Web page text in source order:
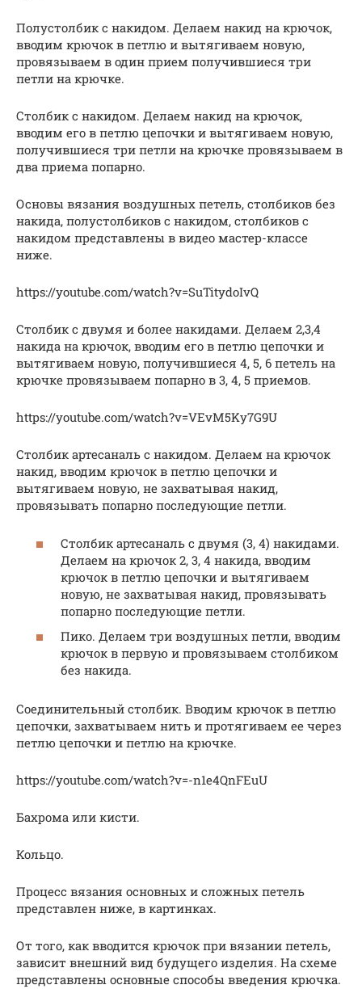
Полустолбик с накидом. Делаем накид на крючок,
вводим крючок в петлю и вытягиваем новую,
провязываем в один прием получившиеся три
петли на крючке.
Столбик с накидом. Делаем накид на крючок,
вводим его в петлю цепочки и вытягиваем новую,
получившиеся три петли на крючке провязываем в
два приема попарно.
Основы вязания воздушных петель, столбиков без
накида, полустолбиков с накидом, столбиков с
накидом представлены в видео мастер-классе
ниже.
https://youtube.com/watch?v=SuTitydoIvQ
Столбик с двумя и более накидами. Делаем 2,3,4
накида на крючок, вводим его в петлю цепочки и
вытягиваем новую, получившиеся 4, 5, 6 петель на
крючке провязываем попарно в 3, 4, 5 приемов.
https://youtube.com/watch?v=VEvM5Ky7G9U
Столбик артесаналь с накидом. Делаем на крючок
накид, вводим крючок в петлю цепочки и
вытягиваем новую, не захватывая накид,
провязывать попарно последующие петли.
Столбик артесаналь с двумя (3, 4) накидами.
Делаем на крючок 2, 3, 4 накида, вводим
крючок в петлю цепочки и вытягиваем
новую, не захватывая накид, провязывать
попарно последующие петли.
Пико. Делаем три воздушных петли, вводим
крючок в первую и провязываем столбиком
без накида.
Соединительный столбик. Вводим крючок в петлю
цепочки, захватываем нить и протягиваем ее через
петлю цепочки и петлю на крючке.
https://youtube.com/watch?v=-n1e4QnFEuU
Бахрома или кисти.
Кольцо.
Процесс вязания основных и сложных петель
представлен ниже, в картинках.
От того, как вводится крючок при вязании петель,
зависит внешний вид будущего изделия. На схеме
представлены основные способы введения крючка.